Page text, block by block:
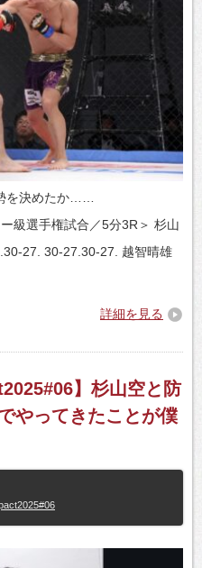
を決めたか……
級選手権試合／5分3R＞ 杉山
27. 30-27.30-27. 越智晴雄
詳細を見る
】杉山空と防
やってきたことが僕